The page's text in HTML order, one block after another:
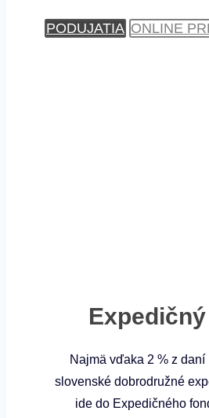
PODUJATIA ONLINE
Najmä vďaka 2 % z
slovenské dobrodružné
ide do Expedičného